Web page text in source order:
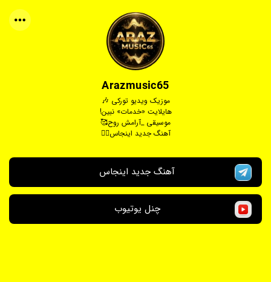
Arazmusic65
موزیک ویدیو تورکی 🎶
هایلایت «خدمات» نبین!
موسیقی _آرامش روح🥰
آهنگ جدید اینجاس👇🏻
آهنگ جدید اینجاس
چنل یوتیوب